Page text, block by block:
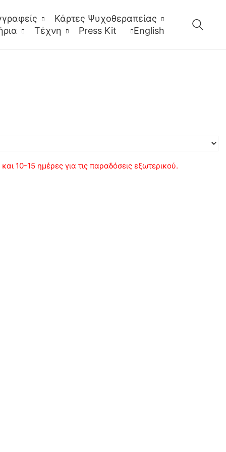
Κάρτες Ψυχοθεραπείας
Τέχνη Press Kit English
10-15 ημέρες για τις παραδόσεις εξωτερικού.